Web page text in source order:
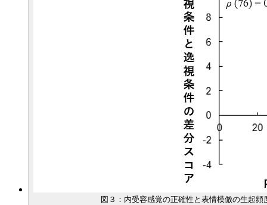
図３：内受容感覚の正確性と表情模倣の生起